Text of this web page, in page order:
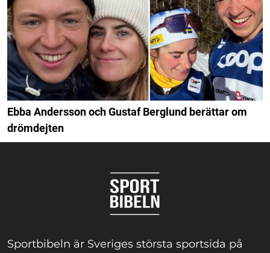
Ebba Andersson och Gustaf Berglund berättar om
drömdejten
Sportbibeln är Sveriges största sportsida på